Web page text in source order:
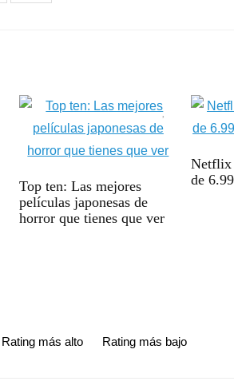
Top ten: Las mejores
películas japonesas de
horror que tienes que ver
Netflix
de
Rating más alto Rating más bajo